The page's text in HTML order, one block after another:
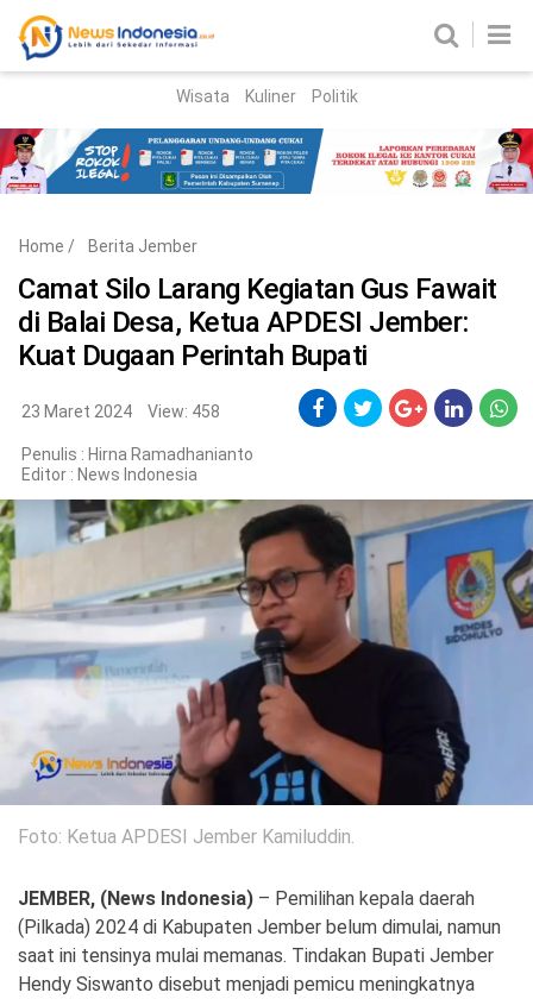
Parlemen
Nasional
Peristiwa
Korupsi
Politik
Gaya Hidup
Kesehatan Kuliner
Otomotif
Iptek
Pendidikan Ilmiah
SosBud
Sosial Budaya
Wisata Kuliner Politik
Home / Berita Jember
Camat Silo Larang Kegiatan Gus Fawait
di Balai Desa, Ketua APDESI Jember:
Kuat Dugaan Perintah Bupati
23 Maret 2024 View: 458
Penulis : Hirna Ramadhanianto
Editor : News Indonesia
Foto: Ketua APDESI Jember Kamiluddin.
JEMBER, (News Indonesia) – Pemilihan kepala daerah
(Pilkada) 2024 di Kabupaten Jember belum dimulai, namun
saat ini tensinya mulai memanas. Tindakan Bupati Jember
Hendy Siswanto disebut menjadi pemicu meningkatnya